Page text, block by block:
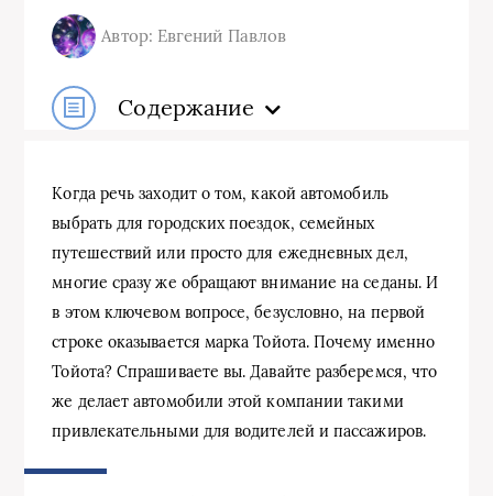
Автор: Евгений Павлов
Содержание
Когда речь заходит о том, какой автомобиль
выбрать для городских поездок, семейных
путешествий или просто для ежедневных дел,
многие сразу же обращают внимание на седаны. И
в этом ключевом вопросе, безусловно, на первой
строке оказывается марка Тойота. Почему именно
Тойота? Спрашиваете вы. Давайте разберемся, что
же делает автомобили этой компании такими
привлекательными для водителей и пассажиров.